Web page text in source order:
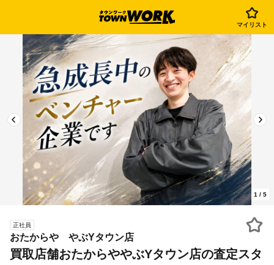
マイリスト
1 / 5
正社員
おたからや やぶYタウン店
買取店舗おたからややぶYタウン店の査定スタ